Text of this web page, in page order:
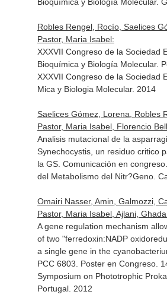
Robles Rengel, Rocío, Saelices
Pastor, Maria Isabel:
XXXVII Congreso de la Sociedad
Bioquímica y Biología Molecular.
XXXVII Congreso de la Sociedad
Mica y Biologia Molecular. 2014
Saelices Gómez, Lorena, Robles
Pastor, Maria Isabel, Florencio
Analisis mutacional de la
Synechocystis, un residuo critico
la GS. Comunicación en
del Metabolismo del Nitr?Geno.
Omairi Nasser, Amin, Galmozzi,
Pastor, Maria Isabel, Ajlani,
A gene regulation mechanism
of two "ferredoxin:NADP
a single gene in the
PCC 6803. Poster en Congreso.
Symposium on Phototrophic
Portugal. 2012